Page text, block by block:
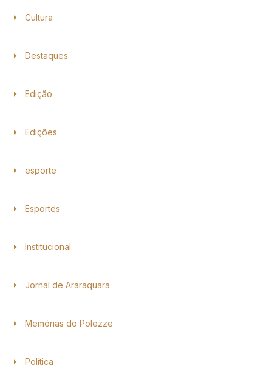
Cultura
Destaques
Edição
Edições
esporte
Esportes
Institucional
Jornal de Araraquara
Memórias do Polezze
Política